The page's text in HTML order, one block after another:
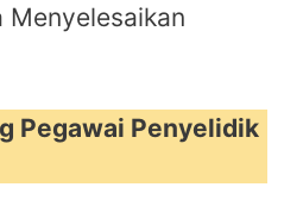
Menyelesaikan
Pegawai Penyelidik